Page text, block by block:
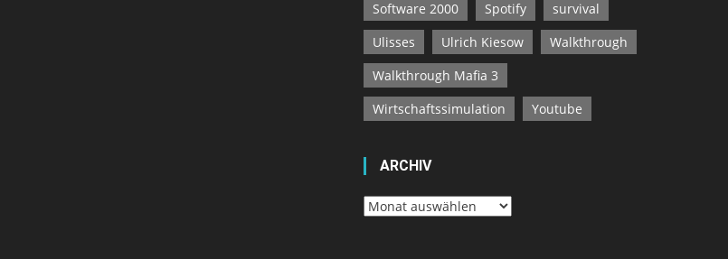
Software 2000
Spotify
survival
Ulisses
Ulrich Kiesow
Walkthrough
Walkthrough Mafia 3
Wirtschaftssimulation
Youtube
ARCHIV
Archiv